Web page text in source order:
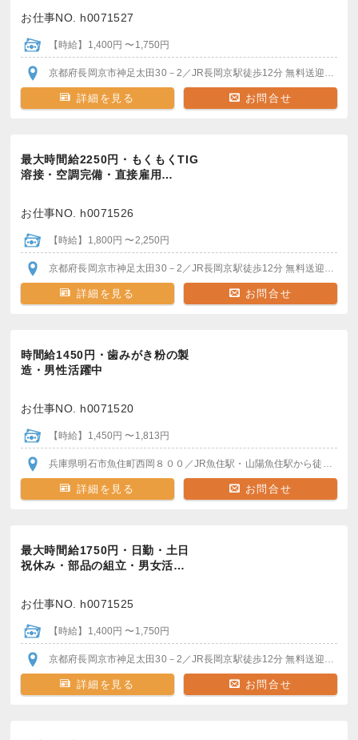
お仕事NO. h0071527
【時給】1,400円 〜1,750円
京都府長岡京市神足太田30－2 ／JR長岡京駅徒歩12分 無料送迎バスで5分
詳細を見る お問合せ
最大時間給2250円・もくもくTIG
溶接・空調完備・直接雇用…
お仕事NO. h0071526
【時給】1,800円 〜2,250円
京都府長岡京市神足太田30－2 ／JR長岡京駅徒歩12分 無料送迎バスで5分
詳細を見る お問合せ
時間給1450円・歯みがき粉の製
造・男性活躍中
お仕事NO. h0071520
【時給】1,450円 〜1,813円
兵庫県明石市魚住町西岡８００ ／JR魚住駅・山陽魚住駅から徒歩圏内
詳細を見る お問合せ
最大時間給1750円・日勤・土日
祝休み・部品の組立・男女活…
お仕事NO. h0071525
【時給】1,400円 〜1,750円
京都府長岡京市神足太田30－2 ／JR長岡京駅徒歩12分 無料送迎バスで5分
詳細を見る お問合せ